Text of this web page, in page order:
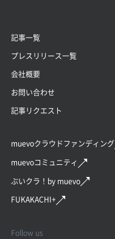
記事一覧
プレスリリース一覧
会社概要
お問い合わせ
記事リクエスト
muevoクラウドファンディング
muevoコミュニティ
ぶいクラ！by muevo
FUKAKACHI+
Follow us